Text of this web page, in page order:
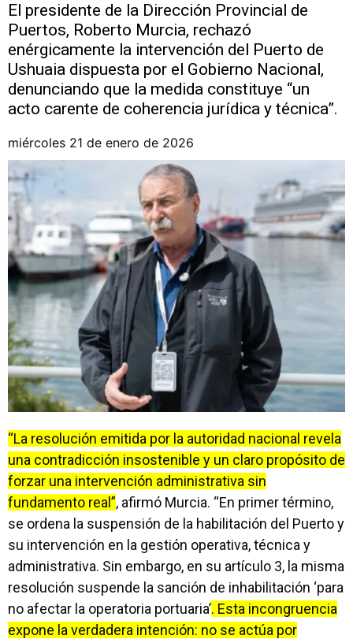
El presidente de la Dirección Provincial de
Puertos, Roberto Murcia, rechazó
enérgicamente la intervención del Puerto de
Ushuaia dispuesta por el Gobierno Nacional,
denunciando que la medida constituye “un
acto carente de coherencia jurídica y técnica”.
miércoles 21 de enero de 2026
“La resolución emitida por la autoridad nacional revela
una contradicción insostenible y un claro propósito de
forzar una intervención administrativa sin
fundamento real”, afirmó Murcia. “En primer término,
se ordena la suspensión de la habilitación del Puerto y
su intervención en la gestión operativa, técnica y
administrativa. Sin embargo, en su artículo 3, la misma
resolución suspende la sanción de inhabilitación ‘para
no afectar la operatoria portuaria’. Esta incongruencia
expone la verdadera intención: no se actúa por